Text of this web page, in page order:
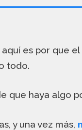
es por que
todo.
que haya algo
y una vez más,